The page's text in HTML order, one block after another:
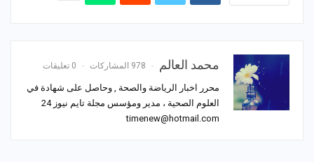
محمد العالم 978 المشاركات 0 تعليقات
محرر اخبار الرياضة والصحة , وحاصل على شهادة في
العلوم الصحية ، مدير ومؤسس مجلة تايم نيوز 24
timenew@hotmail.com